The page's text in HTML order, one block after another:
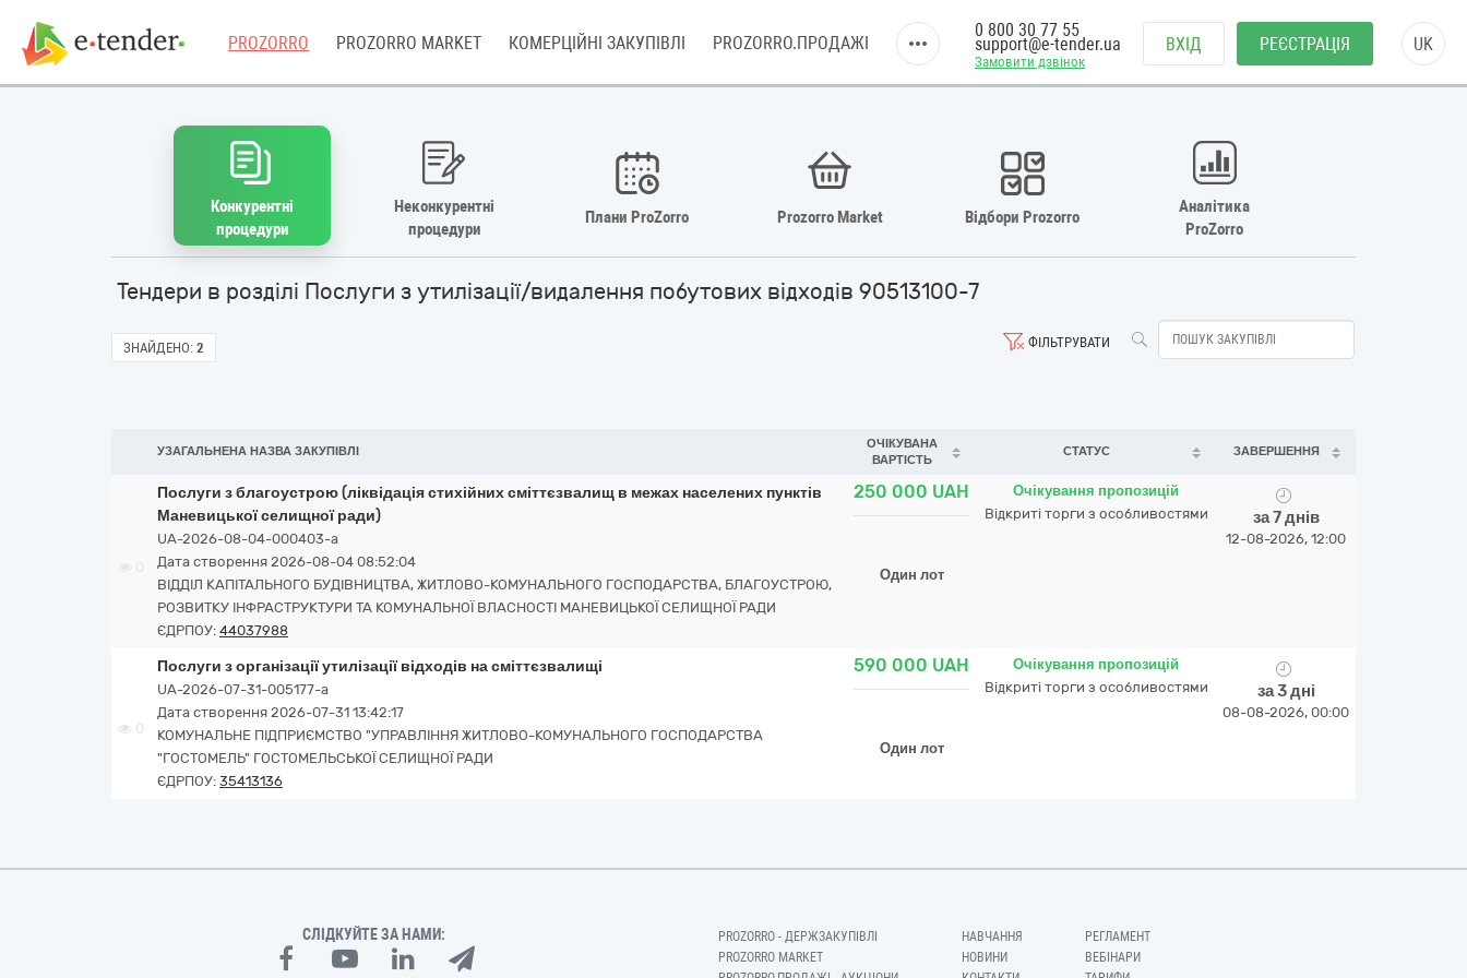
PROZORRO PROZORRO MARKET КОМЕРЦІЙНІ ЗАКУПІВЛІ PROZORRO.ПРОДАЖІ
Замовити дзвінок
0 800 30 77 55
support@e-tender.ua ВХІД РЕЄСТРАЦІЯ UK
Конкурентні
процедури
Неконкурентні
процедури
Плани ProZorro Prozorro Market Відбори Prozorro
Аналітика
ProZorro
Тендери в розділі Послуги з утилізації/видалення побутових відходів 90513100-7
ФІЛЬТРУВАТИ
ЗНАЙДЕНО: 2
УЗАГАЛЬНЕНА НАЗВА ЗАКУПІВЛІ
ОЧІКУВАНА
ВАРТІСТЬ
СТАТУС ЗАВЕРШЕННЯ
Послуги з благоустрою (ліквідація стихійних сміттєзвалищ в межах населених пунктів
Маневицької селищної ради)
UA-2026-08-04-000403-a
Дата створення 2026-08-04 08:52:04
ВІДДІЛ КАПІТАЛЬНОГО БУДІВНИЦТВА, ЖИТЛОВО-КОМУНАЛЬНОГО ГОСПОДАРСТВА, БЛАГОУСТРОЮ,
РОЗВИТКУ ІНФРАСТРУКТУРИ ТА КОМУНАЛЬНОЇ ВЛАСНОСТІ МАНЕВИЦЬКОЇ СЕЛИЩНОЇ РАДИ
ЄДРПОУ: 44037988
250 000 UAH
Один лот
Очікування пропозицій
Відкриті торги з особливостями
за 7 днів
12-08-2026, 12:00
0
Послуги з організації утилізації відходів на сміттєзвалищі
UA-2026-07-31-005177-a
Дата створення 2026-07-31 13:42:17
КОМУНАЛЬНЕ ПІДПРИЄМСТВО "УПРАВЛІННЯ ЖИТЛОВО-КОМУНАЛЬНОГО ГОСПОДАРСТВА
"ГОСТОМЕЛЬ" ГОСТОМЕЛЬСЬКОЇ СЕЛИЩНОЇ РАДИ
ЄДРПОУ: 35413136
590 000 UAH
Один лот
Очікування пропозицій
Відкриті торги з особливостями
за 3 дні
08-08-2026, 00:00
СЛІДКУЙТЕ ЗА НАМИ:
PROZORRO - ДЕРЖЗАКУПІВЛІ
PROZORRO MARKET
НАВЧАННЯ
НОВИНИ
РЕГЛАМЕНТ
ВЕБІНАРИ